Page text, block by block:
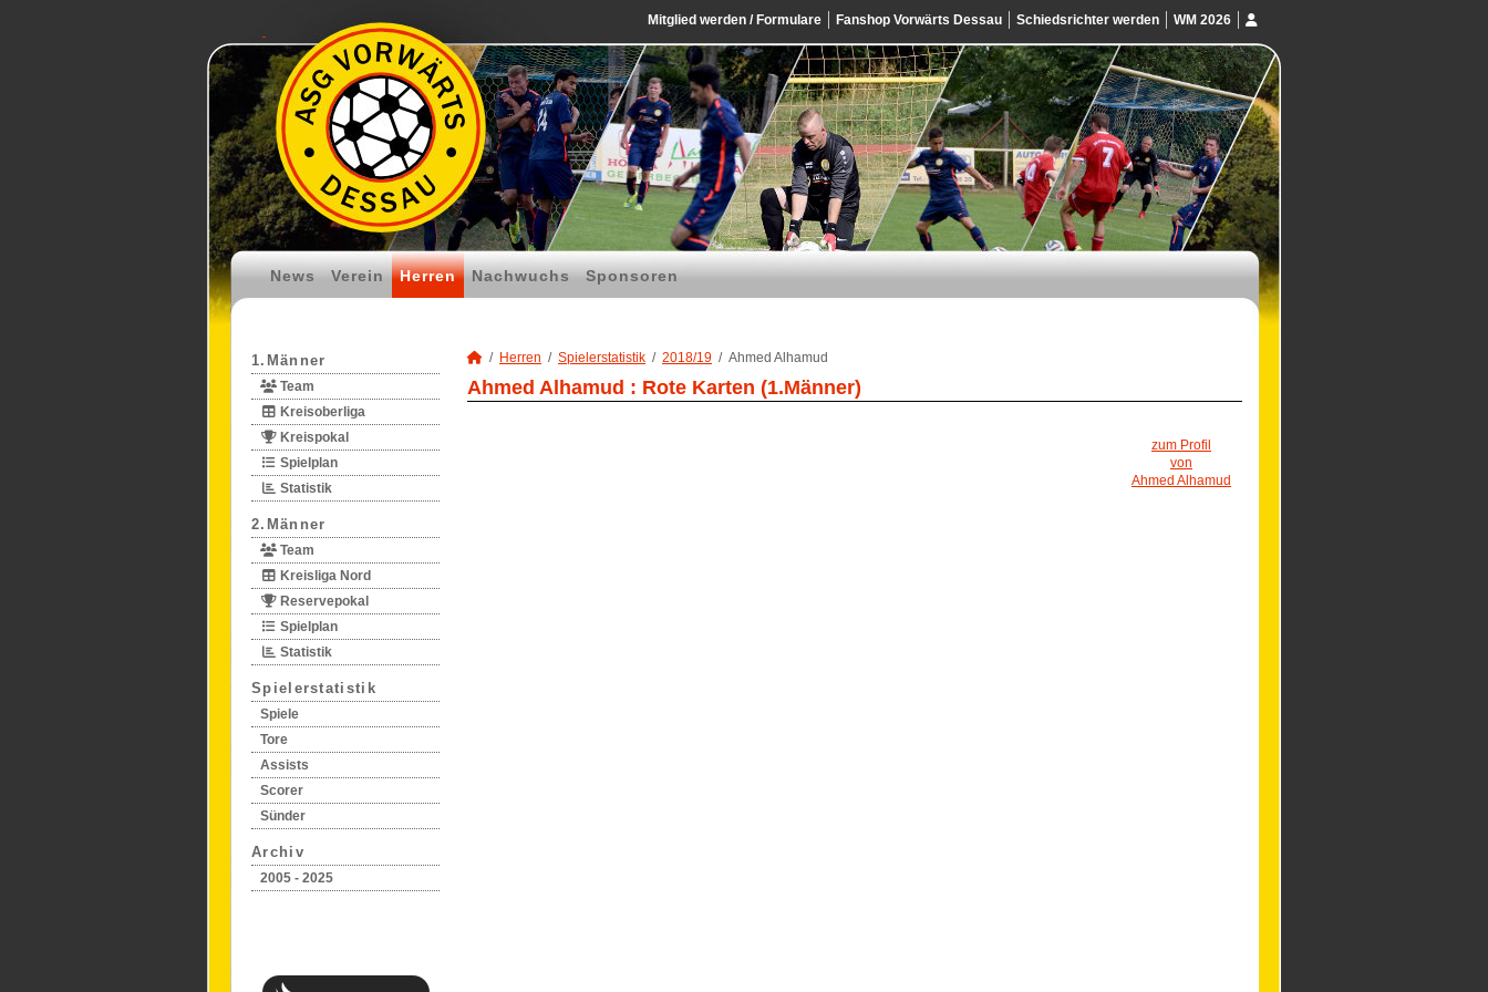
Mitglied werden / Formulare Fanshop Vorwärts Dessau Schiedsrichter werden WM 2026
News Verein Herren Nachwuchs Sponsoren
1.Männer
Team
Kreisoberliga
Kreispokal
Spielplan
Statistik
2.Männer
Team
Kreisliga Nord
Reservepokal
Spielplan
Statistik
Spielerstatistik
Spiele
Tore
Assists
Scorer
Sünder
Archiv
2005 - 2025
Herren Spielerstatistik 2018/19 Ahmed Alhamud
Ahmed Alhamud : Rote Karten (1.Männer)
zum Profil
von
Ahmed Alhamud